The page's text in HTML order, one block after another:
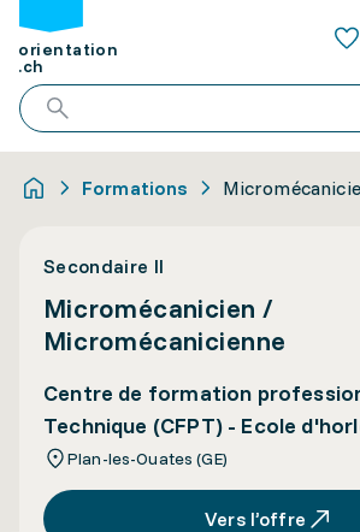
orientation
.ch
Formations
Secondaire II
Micromécanicien /
Micromécanicienne
Centre de formation
Technique (CFPT) - Ecole
Plan-les-Ouates (GE)
Vers l’offre